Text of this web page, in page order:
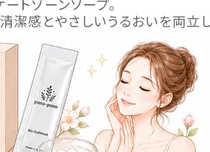
トゾーンソープ。
潔感とやさしいうるおいを両立